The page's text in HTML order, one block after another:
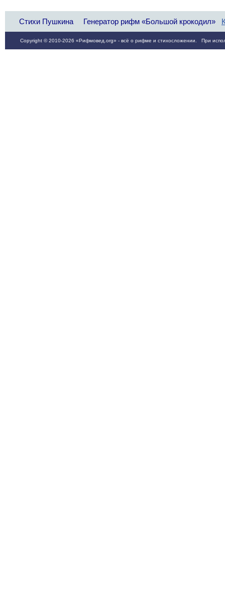
Стихи Пушкина Генератор рифм «Большой крокодил»
Copyright © 2010-2026 «Рифмовед.org» - всё о рифме и стихосложении. При